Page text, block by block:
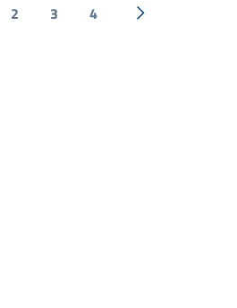
2 3 4 Successiva »